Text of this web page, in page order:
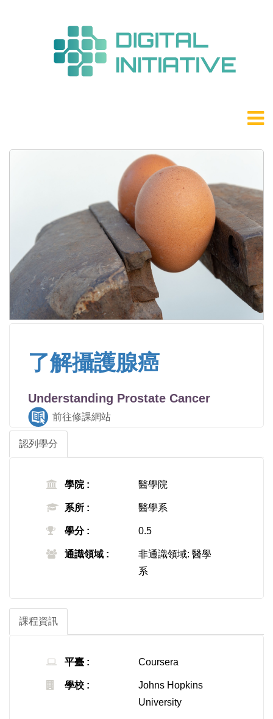
了解攝護腺癌
Understanding Prostate Cancer
前往修課網站
認列學分
學院 : 醫學院
系所 : 醫學系
學分 : 0.5
通識領域 :
非通識領域: 醫學
系
課程資訊
平臺 : Coursera
學校 :
Johns Hopkins
University